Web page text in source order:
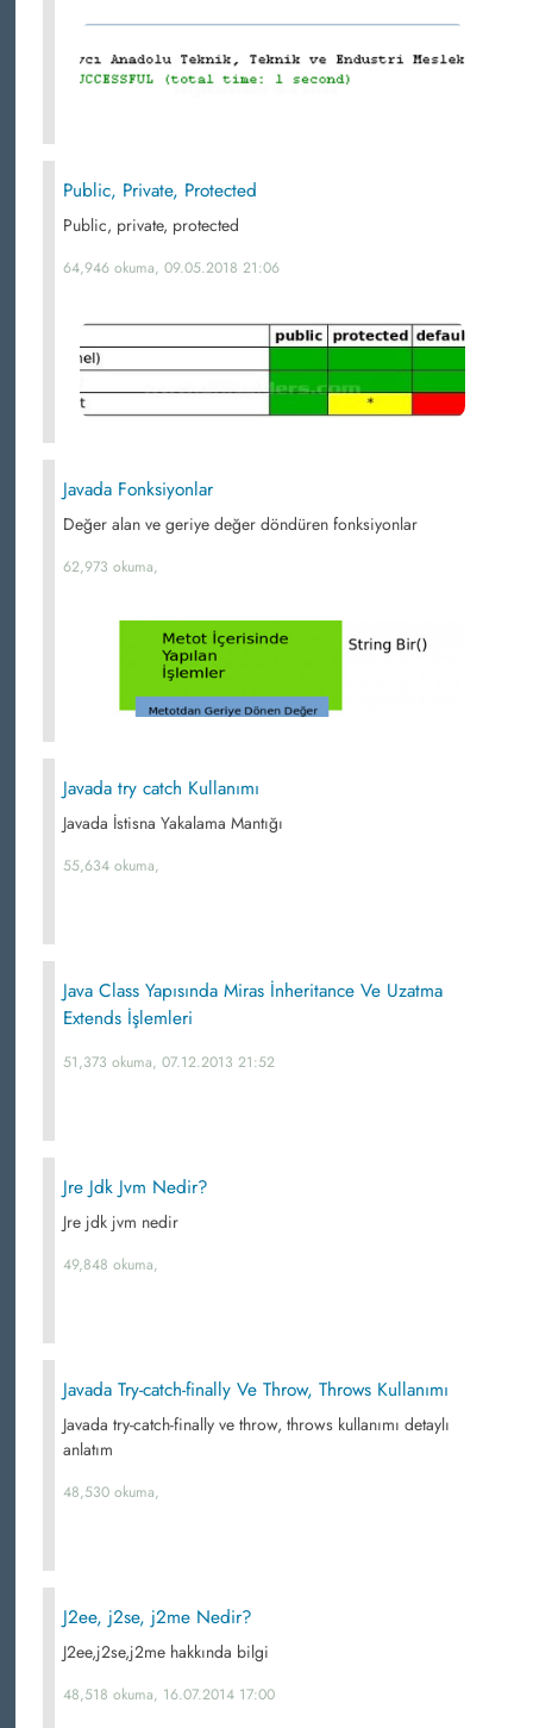
Public, Private, Protected
Public, private, protected
64,946 okuma, 09.05.2018 21:06
Javada Fonksiyonlar
Değer alan ve geriye değer döndüren fonksiyonlar
62,973 okuma,
Javada try catch Kullanımı
Javada İstisna Yakalama Mantığı
55,634 okuma,
Java Class Yapısında Miras İnheritance Ve Uzatma
Extends İşlemleri
51,373 okuma, 07.12.2013 21:52
Jre Jdk Jvm Nedir?
Jre jdk jvm nedir
49,848 okuma,
Javada Try-catch-finally Ve Throw, Throws Kullanımı
Javada try-catch-finally ve throw, throws kullanımı detaylı
anlatım
48,530 okuma,
J2ee, j2se, j2me Nedir?
J2ee,j2se,j2me hakkında bilgi
48,518 okuma, 16.07.2014 17:00